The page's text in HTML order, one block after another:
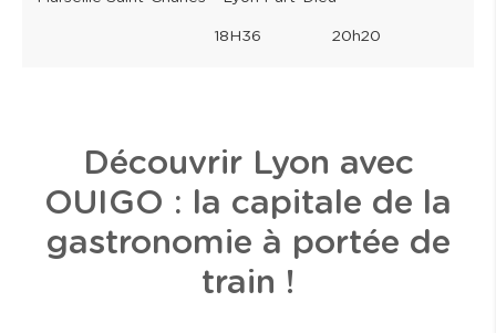
18H36 20h20
Découvrir Lyon avec
OUIGO : la capitale de la
gastronomie à portée de
train !